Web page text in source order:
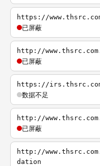
https://
已屏蔽
http://
已屏蔽
https://
数据不足
http://
已屏蔽
http://
dation